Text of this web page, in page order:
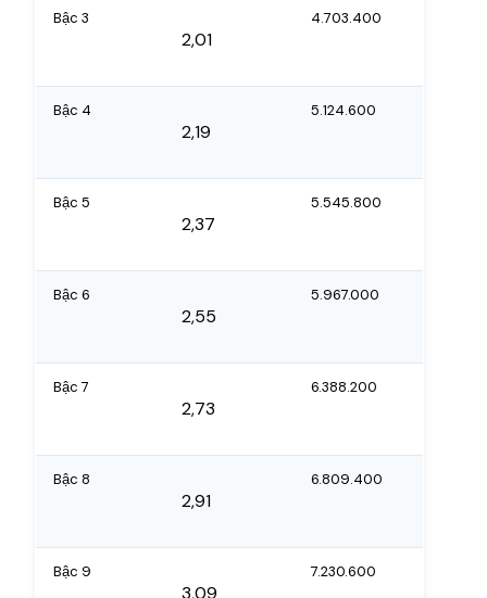
Bậc 3
2,01
4.703.400
Bậc 4
2,19
5.124.600
Bậc 5
2,37
5.545.800
Bậc 6
2,55
5.967.000
Bậc 7
2,73
6.388.200
Bậc 8
2,91
6.809.400
Bậc 9
3,09
7.230.600